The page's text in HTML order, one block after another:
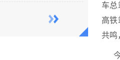
车总
高铁
共鸣